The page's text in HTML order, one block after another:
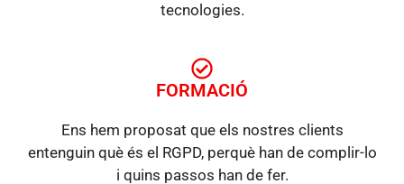
tecnologies.
FORMACIÓ
Ens hem proposat que els nostres clients
entenguin què és el RGPD, perquè han de complir-lo
i quins passos han de fer.